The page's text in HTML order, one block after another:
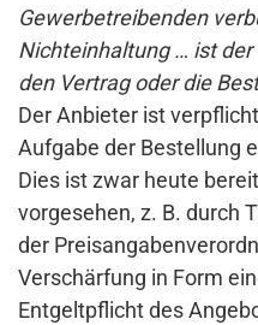
Gewerbetreibenden
Nichteinhaltung … ist
den Vertrag oder die
Der Anbieter ist
Aufgabe der Bestellung
Dies ist zwar heute
vorgesehen, z. B. durch
der
Verschärfung in Form
Entgeltpflicht des